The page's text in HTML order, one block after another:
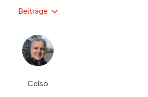
Celso
Beiträge